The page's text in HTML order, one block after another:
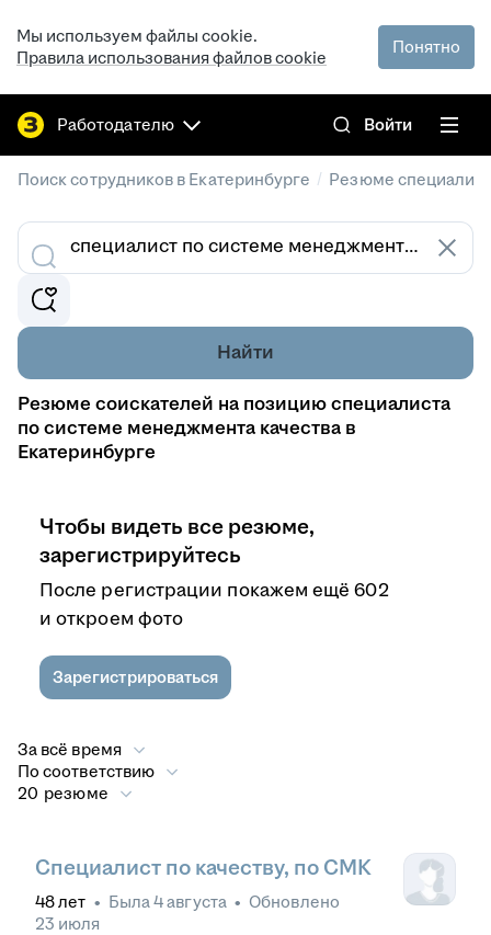
Мы используем файлы cookie.
Правила использования файлов cookie
Понятно
Работодателю Войти
Поиск сотрудников в Екатеринбурге / Резюме
Найти
Резюме соискателей на позицию специалиста
по системе менеджмента качества в
Екатеринбурге
Чтобы видеть все резюме,
зарегистрируйтесь
После регистрации покажем ещё 602
и откроем фото
Зарегистрироваться
За всё время
По соответствию
20 резюме
Специалист по качеству, по СМК
48лет • Была4 августа • Обновлено
23 июля